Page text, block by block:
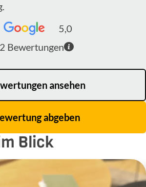
5,0
2 Bewertungen
ansehen
abgeben
Blick